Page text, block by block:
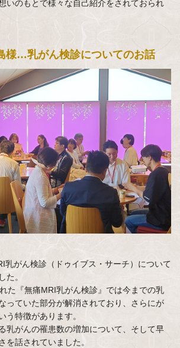
いのもとで様々な自己紹介をされておられ
様…乳がん検診についてのお話
乳がん検診（ドゥイブス・サーチ）について
た。
た『無痛MRI乳がん検診』では今までの乳
っていた部分が解消されており、さらにが
う特徴があります。
乳がんの罹患数の増加について、そして早
を話されていました。